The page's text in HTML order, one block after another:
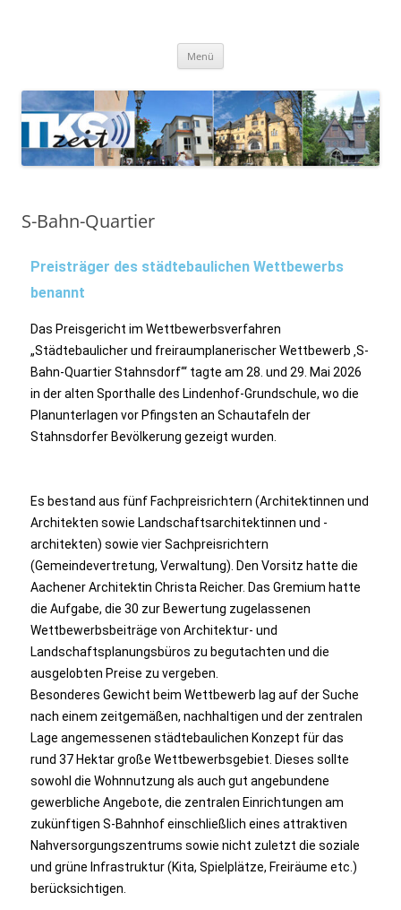
Menü
S-Bahn-Quartier
Preisträger des städtebaulichen Wettbewerbs
benannt
Das Preisgericht im Wettbewerbsverfahren
„Städtebaulicher und freiraumplanerischer Wettbewerb ‚S-
Bahn-Quartier Stahnsdorf‘“ tagte am 28. und 29. Mai 2026
in der alten Sporthalle des Lindenhof-Grundschule, wo die
Planunterlagen vor Pfingsten an Schautafeln der
Stahnsdorfer Bevölkerung gezeigt wurden.
Es bestand aus fünf Fachpreisrichtern (Architektinnen und
Architekten sowie Landschaftsarchitektinnen und -
architekten) sowie vier Sachpreisrichtern
(Gemeindevertretung, Verwaltung). Den Vorsitz hatte die
Aachener Architektin Christa Reicher. Das Gremium hatte
die Aufgabe, die 30 zur Bewertung zugelassenen
Wettbewerbsbeiträge von Architektur- und
Landschaftsplanungsbüros zu begutachten und die
ausgelobten Preise zu vergeben.
Besonderes Gewicht beim Wettbewerb lag auf der Suche
nach einem zeitgemäßen, nachhaltigen und der zentralen
Lage angemessenen städtebaulichen Konzept für das
rund 37 Hektar große Wettbewerbsgebiet. Dieses sollte
sowohl die Wohnnutzung als auch gut angebundene
gewerbliche Angebote, die zentralen Einrichtungen am
zukünftigen S-Bahnhof einschließlich eines attraktiven
Nahversorgungszentrums sowie nicht zuletzt die soziale
und grüne Infrastruktur (Kita, Spielplätze, Freiräume etc.)
berücksichtigen.